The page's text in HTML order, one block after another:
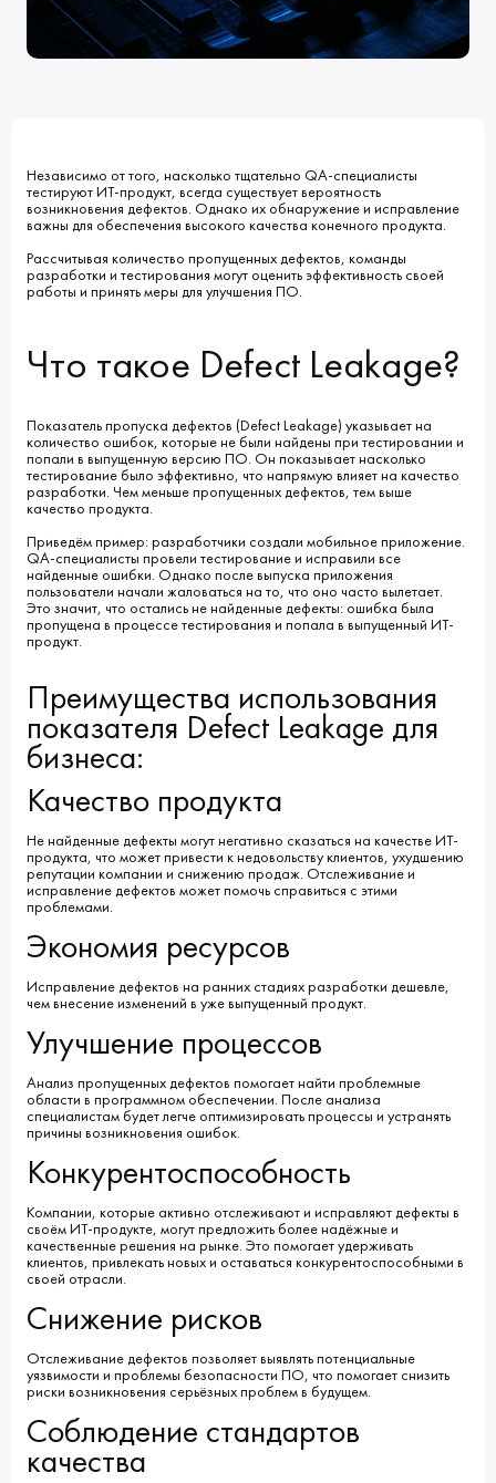
Индустрии
Клиенты
Наши процессы
Мы в СМИ
Вакансии
КОНТАКТЫ
ИСКАТЬ В: УСЛУГИ
ПОРТФОЛИО
КОМПАНИЯ
БЛОГ
Независимо от того, насколько тщательно QA-специалисты
тестируют ИТ-продукт, всегда существует вероятность
возникновения дефектов. Однако их обнаружение и исправление
важны для обеспечения высокого качества конечного продукта.
Рассчитывая количество пропущенных дефектов, команды
разработки и тестирования могут оценить эффективность своей
работы и принять меры для улучшения ПО.
Что такое Defect Leakage?
Показатель пропуска дефектов (Defect Leakage) указывает на
количество ошибок, которые не были найдены при тестировании и
попали в выпущенную версию ПО. Он показывает насколько
тестирование было эффективно, что напрямую влияет на качество
разработки. Чем меньше пропущенных дефектов, тем выше
качество продукта.
Приведём пример: разработчики создали мобильное приложение.
QA-специалисты провели тестирование и исправили все
найденные ошибки. Однако после выпуска приложения
пользователи начали жаловаться на то, что оно часто вылетает.
Это значит, что остались не найденные дефекты: ошибка была
пропущена в процессе тестирования и попала в выпущенный ИТ-
продукт.
Преимущества использования
показателя Defect Leakage для
бизнеса:
Качество продукта
Не найденные дефекты могут негативно сказаться на качестве ИТ-
продукта, что может привести к недовольству клиентов, ухудшению
репутации компании и снижению продаж. Отслеживание и
исправление дефектов может помочь справиться с этими
проблемами.
Экономия ресурсов
Исправление дефектов на ранних стадиях разработки дешевле,
чем внесение изменений в уже выпущенный продукт.
Улучшение процессов
Анализ пропущенных дефектов помогает найти проблемные
области в программном обеспечении. После анализа
специалистам будет легче оптимизировать процессы и устранять
причины возникновения ошибок.
Конкурентоспособность
Компании, которые активно отслеживают и исправляют дефекты в
своём ИТ-продукте, могут предложить более надёжные и
качественные решения на рынке. Это помогает удерживать
клиентов, привлекать новых и оставаться конкурентоспособными в
своей отрасли.
Снижение рисков
Отслеживание дефектов позволяет выявлять потенциальные
уязвимости и проблемы безопасности ПО, что помогает снизить
риски возникновения серьёзных проблем в будущем.
Соблюдение стандартов
качества